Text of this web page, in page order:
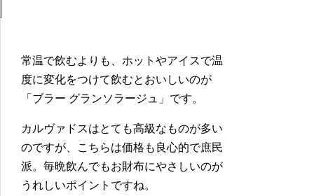
常温で飲むよりも、ホットやアイスで温
度に変化をつけて飲むとおいしいのが
「ブラー グランソラージュ」です。
カルヴァドスはとても高級なものが多い
のですが、こちらは価格も良心的で庶民
派。毎晩飲んでもお財布にやさしいのが
うれしいポイントですね。